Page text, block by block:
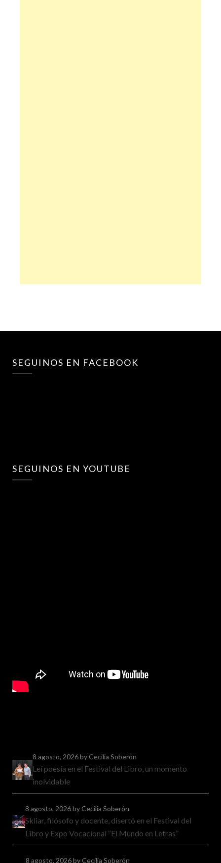
SEGUINOS EN FACEBOOK
SEGUINOS EN YOUTUBE
8 agosto, 2026by Cecilia Soberón
Leí poesía en el Festival del Libro, un momento
inolvidable
8 agosto, 2026by Cecilia Soberón
Skliar, filósofo y docente, disertó en el Festival del
Libro y Expo Vocacional “El Mundo en Letras”
8 agosto, 2026by Cecilia Soberón